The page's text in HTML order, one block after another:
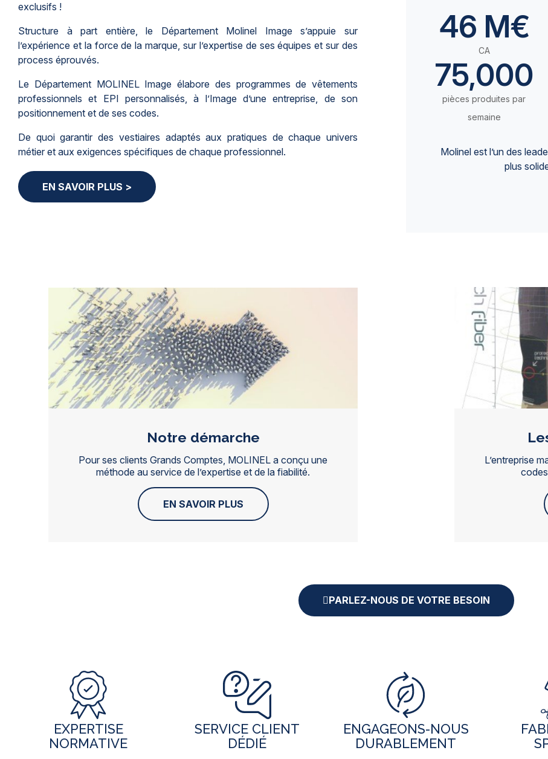
exclusifs !
Structure à part entière, le Département Molinel Image s’appuie sur
l’expérience et la force de la marque, sur l’expertise de ses équipes et sur des
process éprouvés.
Le Département MOLINEL Image élabore des programmes de vêtements
professionnels et EPI personnalisés, à l’Image d’une entreprise, de son
positionnement et de ses codes.
De quoi garantir des vestiaires adaptés aux pratiques de chaque univers
métier et aux exigences spécifiques de chaque professionnel.
EN SAVOIR PLUS >
46 M€
CA
75,000
pièces produites par
semaine
Molinel est l’un des
plus
Notre démarche
Pour ses clients Grands Comptes, MOLINEL a conçu une
méthode au service de l’expertise et de la fiabilité.
EN SAVOIR PLUS
L’entreprise
PARLEZ-NOUS DE VOTRE BESOIN
EXPERTISE
NORMATIVE
SERVICE CLIENT
DÉDIÉ
ENGAGEONS-NOUS
DURABLEMENT